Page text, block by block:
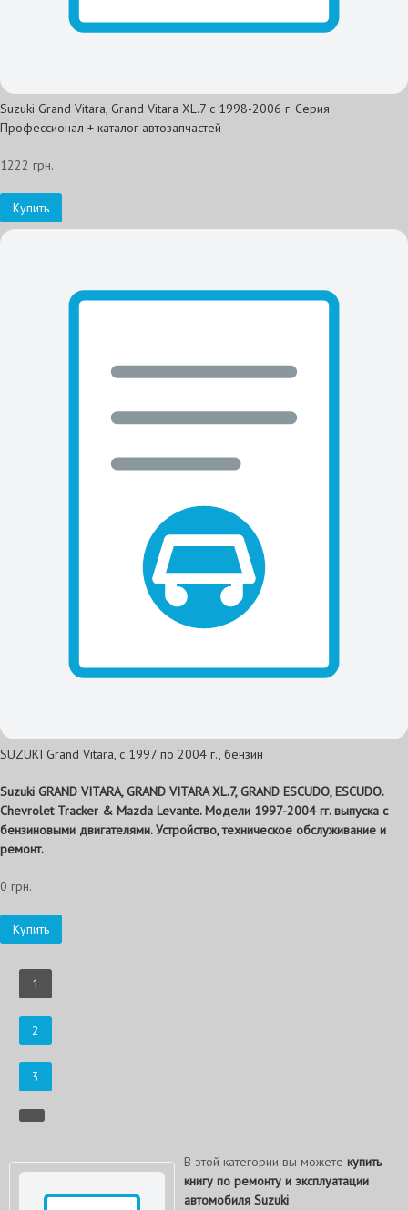
Suzuki Grand Vitara, Grand Vitara XL.7 с 1998-2006 г. Серия
Профессионал + каталог автозапчастей
1222 грн.
Купить
SUZUKI Grand Vitara, с 1997 по 2004 г., бензин
Suzuki GRAND VITARA, GRAND VITARA XL.7, GRAND ESCUDO, ESCUDO.
Chevrolet Tracker & Mazda Levante. Модели 1997-2004 гг. выпуска с
бензиновыми двигателями. Устройство, техническое обслуживание и
ремонт.
0 грн.
Купить
1
2
3
В этой категории вы можете купить
книгу по ремонту и эксплуатации
автомобиля Suzuki